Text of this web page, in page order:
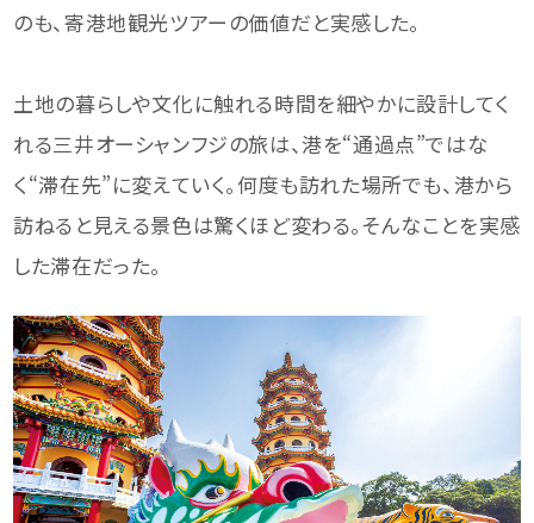
のも、寄港地観光ツアーの価値だと実感した。
土地の暮らしや文化に触れる時間を細やかに設計してく
れる三井オーシャンフジの旅は、港を“通過点”ではな
く“滞在先”に変えていく。何度も訪れた場所でも、港から
訪ねると見える景色は驚くほど変わる。そんなことを実感
した滞在だった。